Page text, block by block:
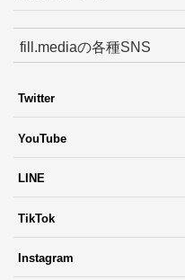
fill.mediaの各種SNS
Twitter
YouTube
LINE
TikTok
Instagram